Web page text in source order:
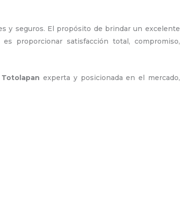
y seguros. El propósito de brindar un excelente
es proporcionar satisfacción total, compromiso,
experta y posicionada en el mercado,